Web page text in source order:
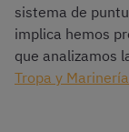
sistema de
implica hemos
que analizamos
Tropa y